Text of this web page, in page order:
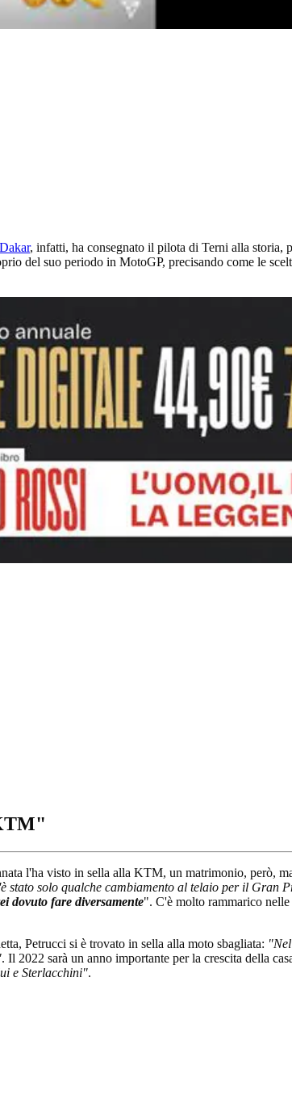
, infatti, ha consegnato il pilota di Terni alla storia,
del suo periodo in MotoGP, precisando come le
l'ha visto in sella alla KTM, un matrimonio, però,
stato solo qualche cambiamento al telaio per il Gran
dovuto fare diversamente". C'è molto rammarico
Petrucci si è trovato in sella alla moto sbagliata:
. Il 2022 sarà un anno importante per la crescita della
e Sterlacchini".